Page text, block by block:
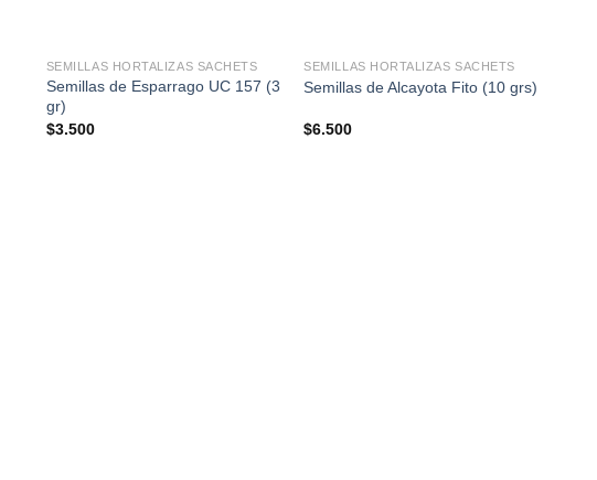
SEMILLAS HORTALIZAS SACHETS
Semillas de Esparrago UC 157 (3
gr)
$3.500
SEMILLAS HORTALIZAS SACHETS
Semillas de Alcayota Fito (10 grs)
$6.500